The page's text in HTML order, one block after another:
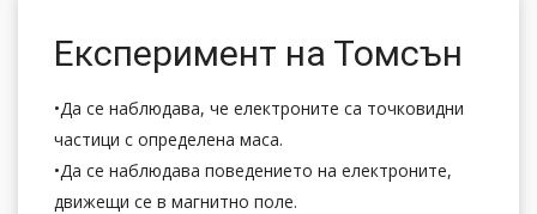
Експеримент на Томсън
•Да се наблюдава, че електроните са точковидни
частици с определена маса.
•Да се наблюдава поведението на електроните,
движещи се в магнитно поле.